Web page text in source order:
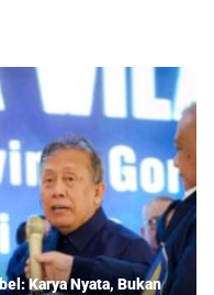
Karya Nyata, Bukan